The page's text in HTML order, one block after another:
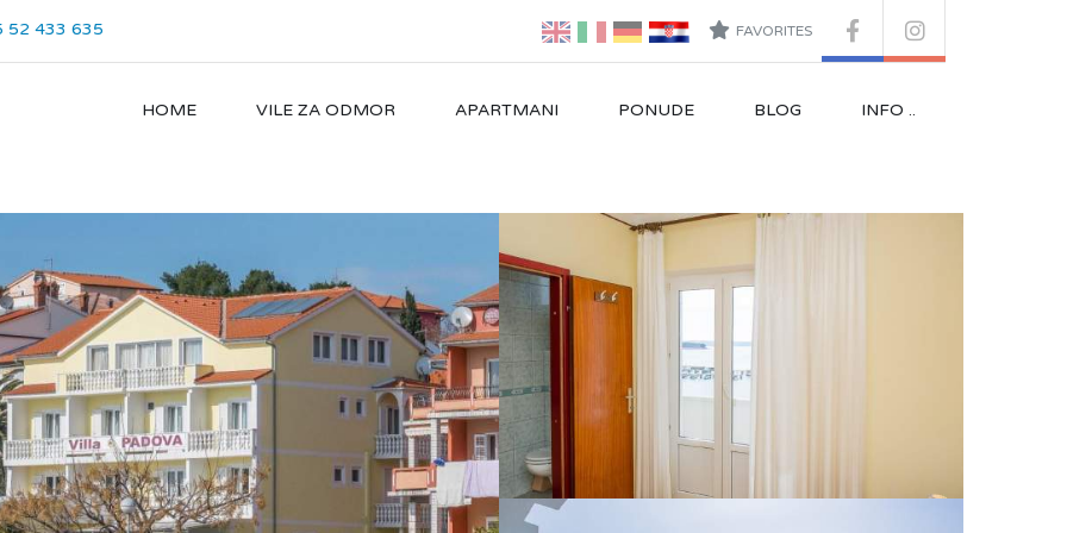
FAVORITES
52 433 635
HOME VILE ZA ODMOR APARTMANI PONUDE BLOG INFO ..